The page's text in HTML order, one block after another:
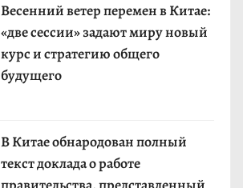
Весенний ветер перемен в Китае:
«две сессии» задают миру новый
курс и стратегию общего
будущего
В Китае обнародован полный
текст доклада о работе